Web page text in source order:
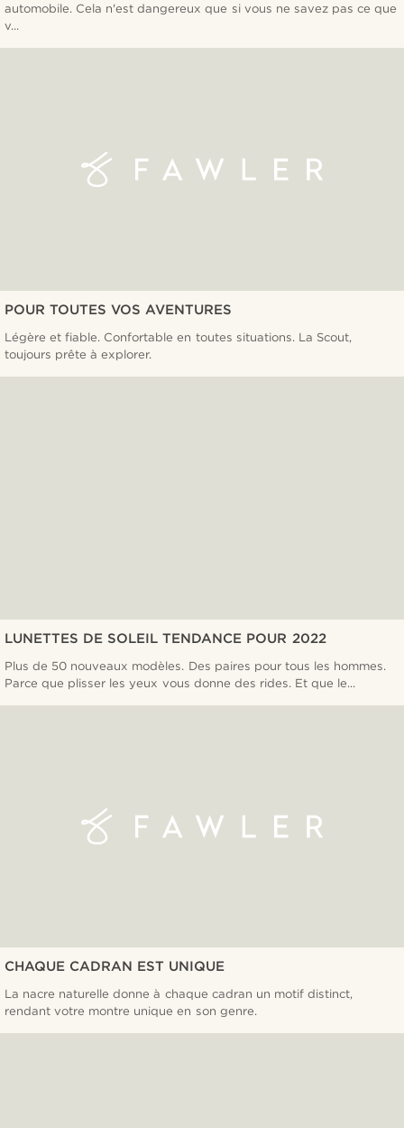
automobile. Cela n'est dangereux que si vous ne savez pas ce que
v...
POUR TOUTES VOS AVENTURES
Légère et fiable. Confortable en toutes situations. La Scout,
toujours prête à explorer.
LUNETTES DE SOLEIL TENDANCE POUR 2022
Plus de 50 nouveaux modèles. Des paires pour tous les hommes.
Parce que plisser les yeux vous donne des rides. Et que le...
CHAQUE CADRAN EST UNIQUE
La nacre naturelle donne à chaque cadran un motif distinct,
rendant votre montre unique en son genre.